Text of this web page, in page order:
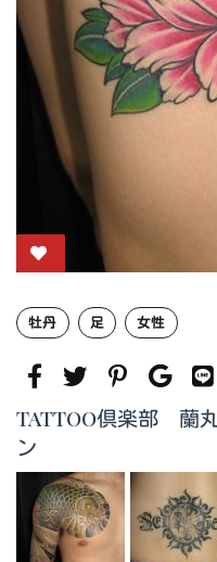
牡丹 足 女性
TATTOO倶楽部 蘭
ン